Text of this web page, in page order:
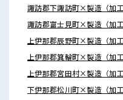
諏訪郡下諏訪町×製造（加
諏訪郡富士見町×製造（加
上伊那郡辰野町×製造（加
上伊那郡箕輪町×製造（加
上伊那郡宮田村×製造（加
下伊那郡松川町×製造（加